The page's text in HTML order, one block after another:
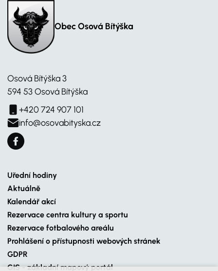
Obec Osová Bítýška
Osová Bítýška 3
594 53 Osová Bítýška
+420 724 907 101
info@osovabityska.cz
Uřední hodiny
Aktuálně
Kalendář akcí
Rezervace centra kultury a sportu
Rezervace fotbalového areálu
Prohlášení o přístupnosti webových stránek
GDPR
GIS - základní mapový portál